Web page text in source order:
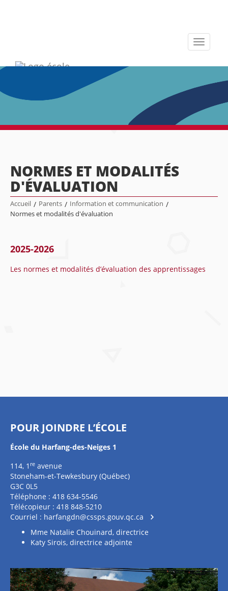
Toggle
NORMES ET MODALITÉS
D'ÉVALUATION
Accueil / Parents / Information et communication /
Normes et modalités d'évaluation
2025-2026
Les normes et modalités d’évaluation des apprentissages
POUR JOINDRE L’ÉCOLE
École du Harfang-des-Neiges 1
114, 1 re avenue
Stoneham-et-Tewkesbury (Québec)
G3C 0L5
Téléphone : 418 634-5546
Télécopieur : 418 848-5210
Courriel : harfangdn@cssps.gouv.qc.ca
Mme Natalie Chouinard, directrice
Katy Sirois, directrice adjointe